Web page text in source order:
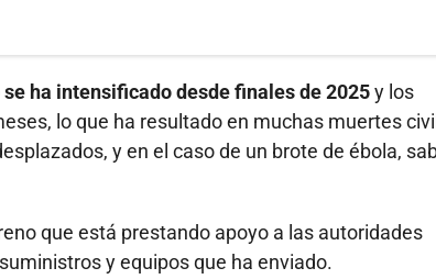
ha intensificado desde finales de 2025y los
lo que ha resultado en muchas muertes
y en el caso de un brote de ébola,
que está prestando apoyo a las autoridades
y equipos que ha enviado.